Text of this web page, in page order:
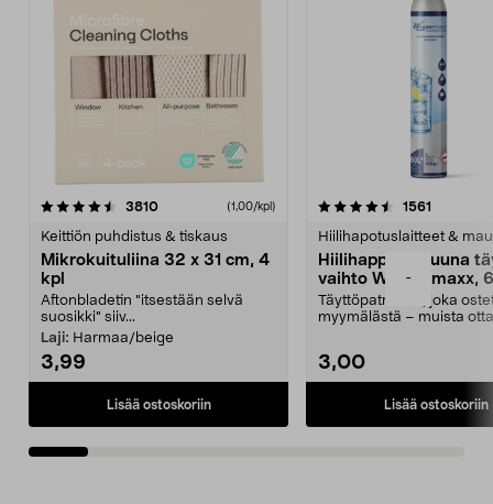
-
3810arvostelut (1,00/kpl)
Keittiön puhdistus & tiskaus
Mikrokuituliina 32 x 31 cm, 4
kpl
Aftonbladetin "itsestään selvä
suosikki" siiv...
Laji: Harmaa/beige
3,99
Lisää ostoskoriin
4.5viidestä
1561
Hiilihapotuslaitteet &
Hiilihappopatruuna
vaihto Wassermaxx,
Täyttöpatruuna, joka
myymälästä – muista
3,00
Lisää ostoskoriin
4.5viidestä